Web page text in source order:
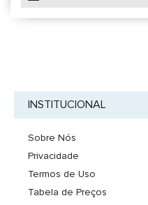
INSTITUCIONAL
Sobre Nós
Privacidade
Termos de Uso
Tabela de Preços